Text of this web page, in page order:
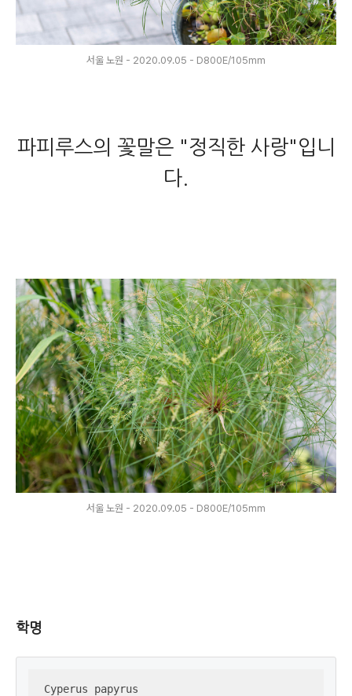
서울 노원 - 2020.09.05 - D800E/105mm
파피루스의 꽃말은 "정직한 사랑"입니
다.
서울 노원 - 2020.09.05 - D800E/105mm
학명
Cyperus papyrus